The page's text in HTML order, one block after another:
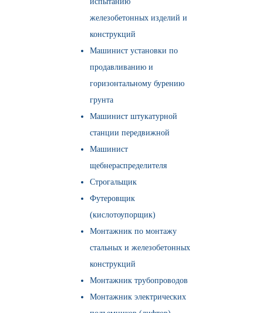
железобетонных изделий и
конструкций
Машинист установки по
продавливанию и
горизонтальному бурению
грунта
Машинист штукатурной
станции передвижной
Машинист
щебнераспределителя
Строгальщик
Футеровщик
(кислотоупорщик)
Монтажник по монтажу
стальных и железобетонных
конструкций
Монтажник трубопроводов
Монтажник электрических